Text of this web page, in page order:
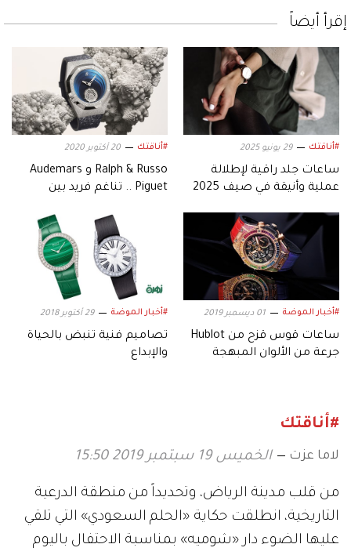
إقرأ أيضاً
#أناقتك 29 يونيو 2025
ساعات جلد راقية لإطلالة
عملية وأنيقة في صيف 2025
#أناقتك 20 أكتوبر 2020
Ralph & Russo و Audemars
Piguet .. تناغم فريد بين
#أخبار الموضة 01 ديسمبر 2019
ساعات قوس قزح من Hublot
جرعة من الألوان المبهجة
#أخبار الموضة 29 أكتوبر 2018
تصاميم فنية تنبض بالحياة
والإبداع
#أناقتك
لاما عزت الخميس 19 سبتمبر 2019 15:50
من قلب مدينة الرياض، وتحديداً من منطقة الدرعية
التاريخية، انطلقت حكاية «الحلم السعودي» التي تلقي
عليها الضوء دار «شوميه» بمناسبة الاحتفال باليوم